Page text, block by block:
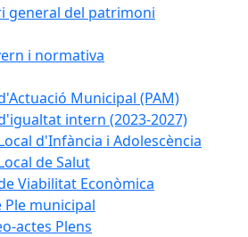
general del patrimoni
i normativa
Municipal (PAM)
intern (2023-2027)
d'Infància i Adolescència
de Salut
Viabilitat Econòmica
Ple municipal
actes Plens